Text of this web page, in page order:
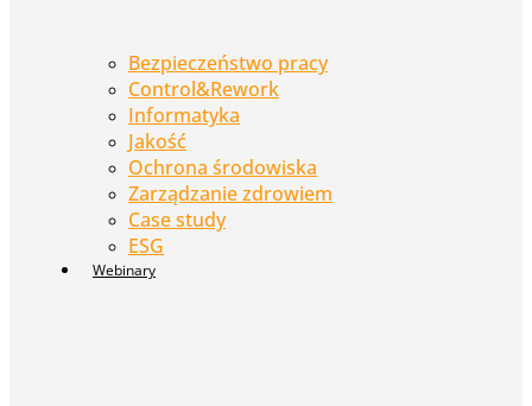
Bezpieczeństwo pracy
Control&Rework
Informatyka
Jakość
Ochrona środowiska
Zarządzanie zdrowiem
Case study
ESG
Webinary